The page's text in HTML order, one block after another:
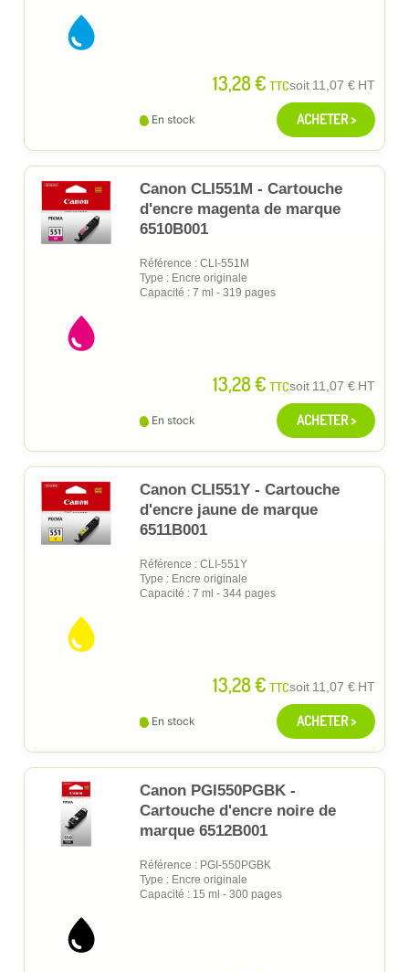
13,28 € TTCsoit 11,07 € HT
En stock ACHETER >
Canon CLI551M - Cartouche
d'encre magenta de marque
6510B001
Référence : CLI-551M
Type : Encre originale
Capacité : 7 ml - 319 pages
13,28 € TTCsoit 11,07 € HT
En stock ACHETER >
Canon CLI551Y - Cartouche
d'encre jaune de marque
6511B001
Référence : CLI-551Y
Type : Encre originale
Capacité : 7 ml - 344 pages
13,28 € TTCsoit 11,07 € HT
En stock ACHETER >
Canon PGI550PGBK -
Cartouche d'encre noire de
marque 6512B001
Référence : PGI-550PGBK
Type : Encre originale
Capacité : 15 ml - 300 pages